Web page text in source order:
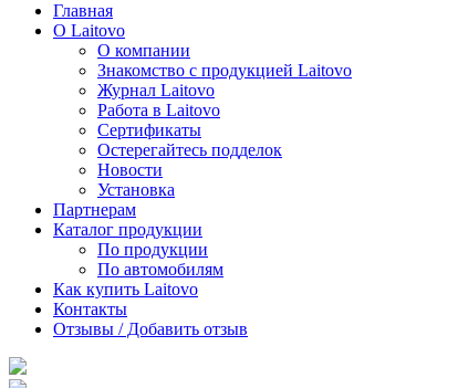
Главная
О Laitovo
О компании
Знакомство с продукцией Laitovo
Журнал Laitovo
Работа в Laitovo
Сертификаты
Остерегайтесь подделок
Новости
Установка
Партнерам
Каталог продукции
По продукции
По автомобилям
Как купить Laitovo
Контакты
Отзывы / Добавить отзыв